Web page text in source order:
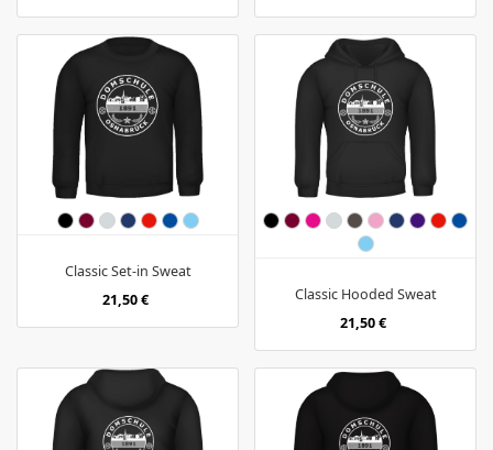
Classic Set-in Sweat
21,50 €
Classic Hooded Sweat
21,50 €